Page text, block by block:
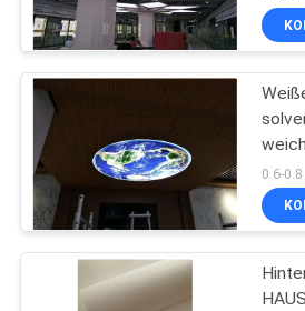
BITTE UM
EIN
ANGEBOT
SITEMAP
PRIVACY
POLICY
das
0.6-